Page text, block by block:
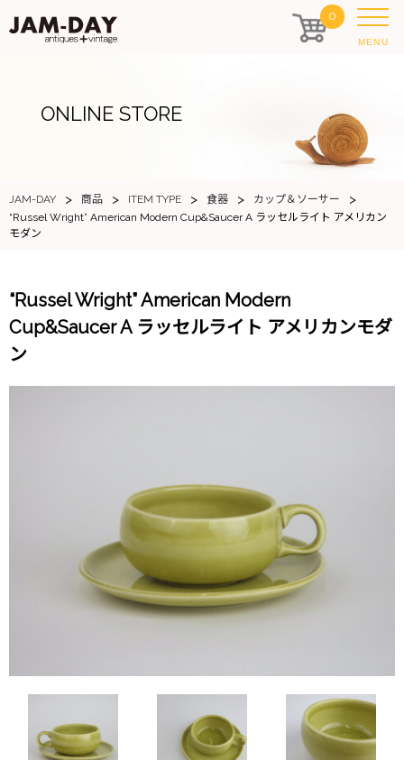
0
MENU
ONLINE STORE
JAM-DAY > 商品 > ITEM TYPE > 食器 > カップ＆ソーサー >
“Russel Wright” American Modern Cup&Saucer A ラッセルライト アメリカン
モダン
“Russel Wright” American Modern
Cup&Saucer A ラッセルライト アメリカンモダ
ン